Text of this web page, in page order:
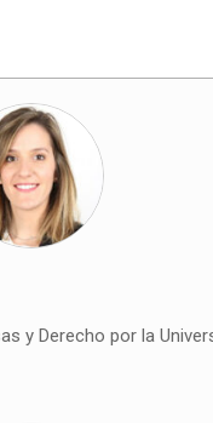
y Derecho por la